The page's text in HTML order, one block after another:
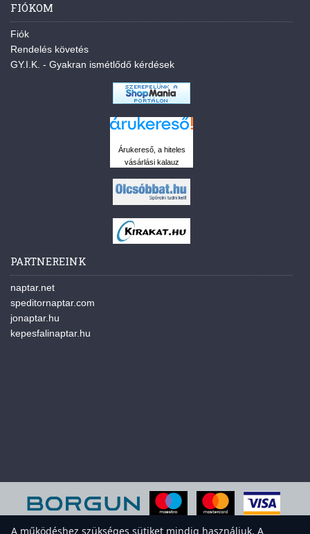
FIÓKOM
Fiók
Rendelés követés
GY.I.K. - Gyakran ismétlődő kérdések
Árukereső, a hiteles
vásárlási kalauz
PARTNEREINK
naptar.net
speditornaptar.com
jonaptar.hu
kepesfalinaptar.hu
A működéshez szükséges sütiket mindig használjuk. A